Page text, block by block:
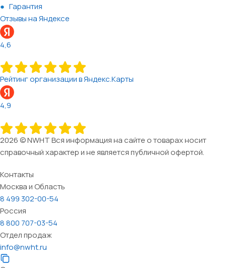
Гарантия
Отзывы на Яндексе
4,6
Рейтинг организации в Яндекс.Карты
4,9
2026 © NWHT Вся информация на сайте о товарах носит
справочный характер и не является публичной офертой.
Контакты
Москва и Область
8 499 302-00-54
Россия
8 800 707-03-54
Отдел продаж
info@nwht.ru